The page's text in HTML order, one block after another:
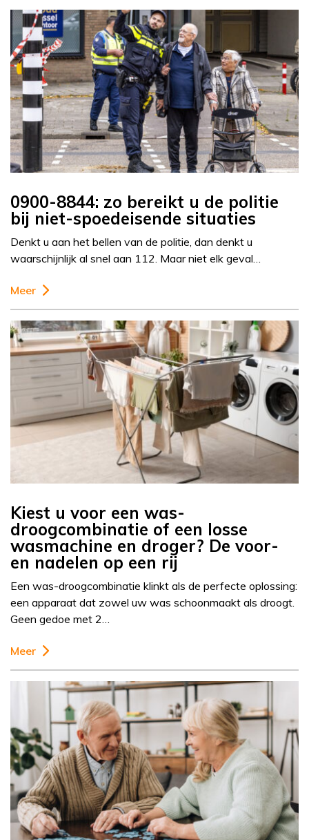
0900-8844: zo bereikt u de politie
bij niet-spoedeisende situaties
Denkt u aan het bellen van de politie, dan denkt u
waarschijnlijk al snel aan 112. Maar niet elk geval…
Meer
Kiest u voor een was-
droogcombinatie of een losse
wasmachine en droger? De voor-
en nadelen op een rij
Een was-droogcombinatie klinkt als de perfecte oplossing:
een apparaat dat zowel uw was schoonmaakt als droogt.
Geen gedoe met 2…
Meer